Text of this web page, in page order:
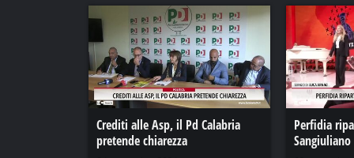
Crediti alle Asp, il Pd Calabria
pretende chiarezza
Perfidia
Sangiuliano